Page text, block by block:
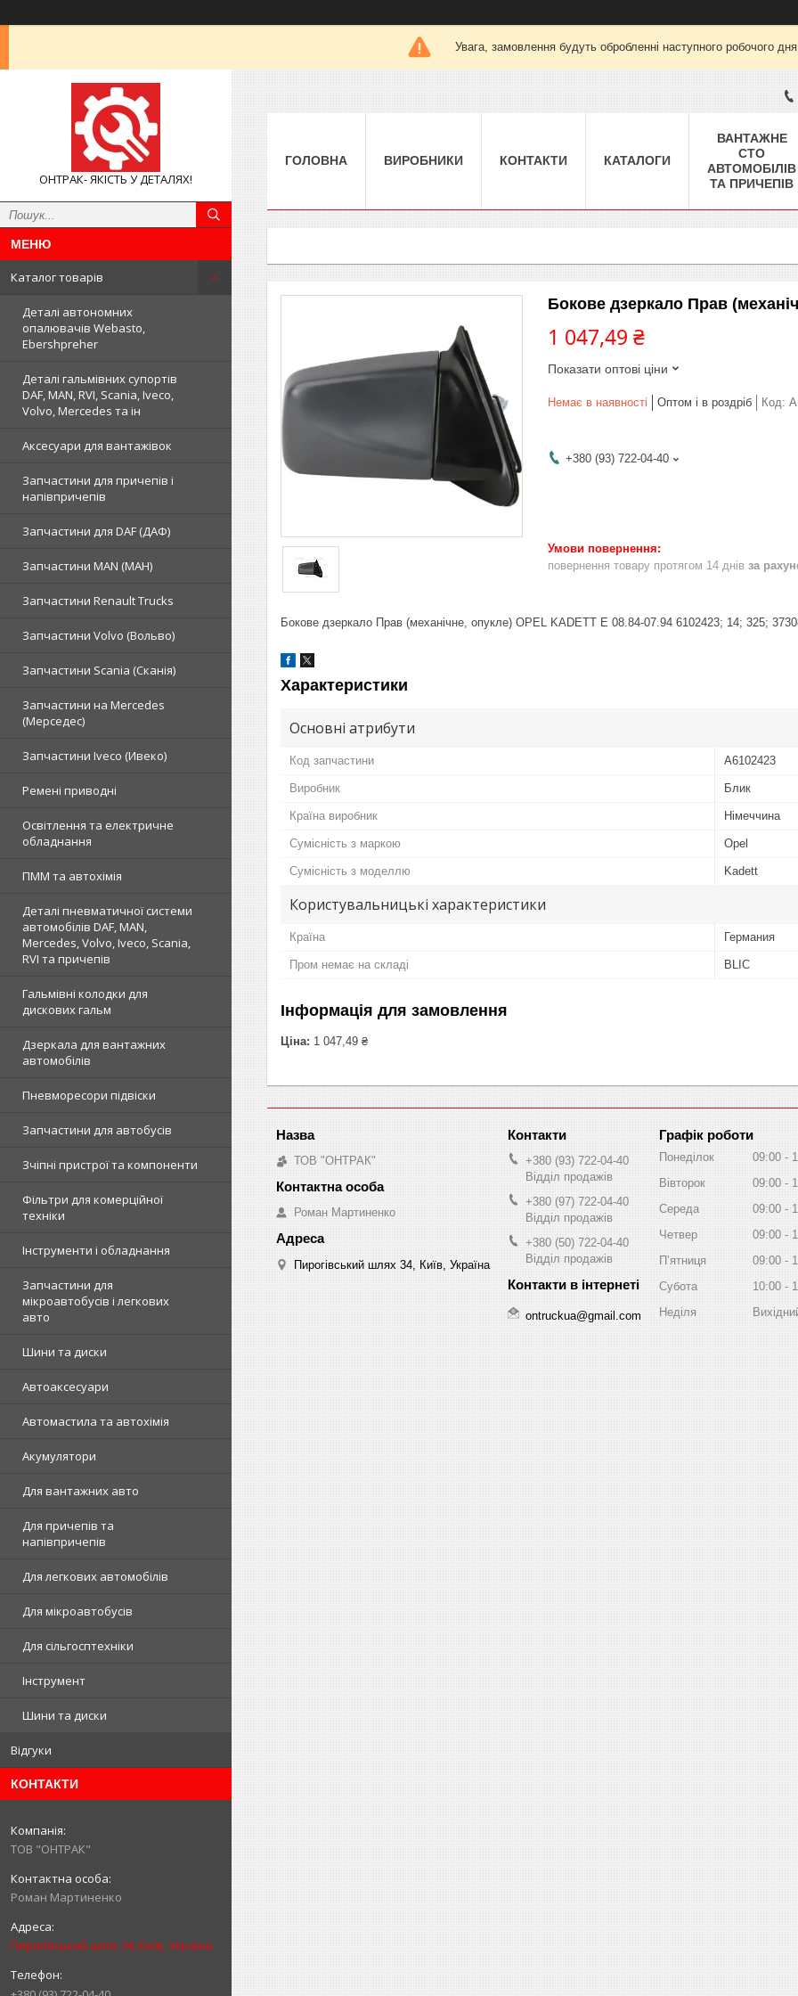
Увага, замовлення будуть обробленні наступного робочого
ОНТРАК- ЯКІСТЬ У ДЕТАЛЯХ!
Каталог товарів
Деталі автономних
опалювачів Webasto,
Ebershpreher
Деталі гальмівних супортів
DAF, MAN, RVI, Scania, Iveco,
Volvo, Mercedes та ін
Аксесуари для вантажівок
Запчастини для причепів і
напівпричепів
Запчастини для DAF (ДАФ)
Запчастини MAN (МАН)
Запчастини Renault Trucks
Запчастини Volvo (Вольво)
Запчастини Scania (Сканія)
Запчастини на Mercedes
(Мерседес)
Запчастини Iveco (Ивеко)
Ремені приводні
Освітлення та електричне
обладнання
ПММ та автохімія
Деталі пневматичної системи
автомобілів DAF, MAN,
Mercedes, Volvo, Iveco, Scania,
RVI та причепів
Гальмівні колодки для
дискових гальм
Дзеркала для вантажних
автомобілів
Пневморесори підвіски
Запчастини для автобусів
Зчіпні пристрої та компоненти
Фільтри для комерційної
техніки
Інструменти і обладнання
Запчастини для
мікроавтобусів і легкових
авто
Шини та диски
Автоаксесуари
Автомастила та автохімія
Акумулятори
Для вантажних авто
Для причепів та
напівпричепів
Для легкових автомобілів
Для мікроавтобусів
Для сільгосптехніки
Інструмент
Шини та диски
Відгуки
КОНТАКТИ
ТОВ "ОНТРАК"
Роман Мартиненко
Пирогівський шлях 34, Київ, Україна
ГОЛОВНА ВИРОБНИКИ КОНТАКТИ КАТАЛОГИ
ВАНТАЖНЕ
СТО
АВТОМОБІЛІВ
ТА ПРИЧЕПІВ
Бокове дзеркало Прав
1 047,49 ₴
Показати оптові ціни
Немає в наявності Оптом і в роздріб Код:
+380 (93) 722-04-40
повернення товару протягом 14 днів за
Бокове дзеркало Прав (механічне, опукле) OPEL KADETT E 08.84-07.94 6102423; 14; 325;
Характеристики
Основні атрибути
Код запчастини A6102423
Виробник Блик
Країна виробник Німеччина
Сумісність з маркою Opel
Сумісність з моделлю Kadett
Користувальницькі характеристики
Країна Германия
Пром немає на складі BLIC
Інформація для замовлення
Ціна: 1 047,49 ₴
ТОВ "ОНТРАК"
Роман Мартиненко
Пирогівський шлях 34, Київ, Україна
+380 (93) 722-04-40
Відділ продажів
+380 (97) 722-04-40
Відділ продажів
+380 (50) 722-04-40
Відділ продажів
ontruckua@gmail.com
Графік роботи
Понеділок 09:00
Вівторок
09:00
Середа
09:00
Четвер
09:00
Пʼятниця
09:00
Субота
10:00
Неділя